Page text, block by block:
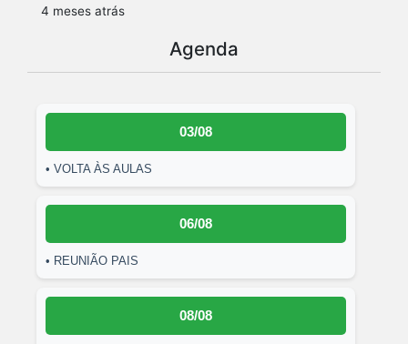
4 meses atrás
Agenda
03/08
• VOLTA ÀS AULAS
06/08
• REUNIÃO PAIS
08/08